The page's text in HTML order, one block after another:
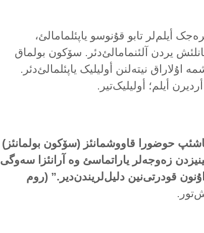
أیلم‌لر تابو قۇنوسو یاپئلمامالئ،
یردن آلئنمامالئ‌دئر. سۆکون بولماق
اۇلاراق نیتەلنن أولیلیک یاپئلمالئ‌دئر.
أیلم؛ أولیلیک‌تیر.
حوضورا قاووشمانئز (سۆکون بولمانئز)
زەوجەلر یاراتماسئ وە آرانئزا سەوگی
قودرتی‌نین دلیل‌لریندن‌دیر.” (روم